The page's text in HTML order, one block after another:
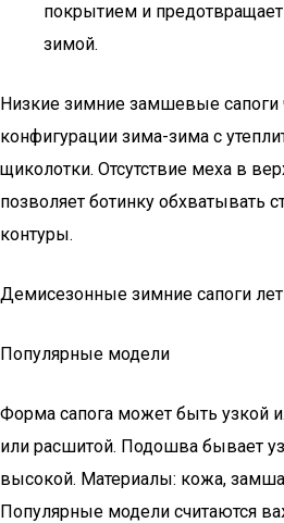
покрытием и
зимой.
Низкие зимние замшевые сапоги
конфигурации зима-зима с
щиколотки. Отсутствие меха в
позволяет ботинку обхватывать
контуры.
Демисезонные зимние сапоги
Популярные модели
Форма сапога может быть узкой
или расшитой. Подошва бывает
высокой. Материалы: кожа,
Популярные модели считаются